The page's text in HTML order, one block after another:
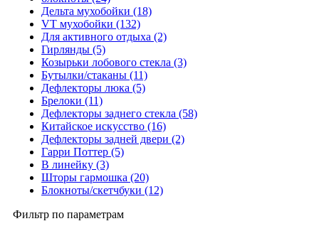
Дельта мухобойки (18)
VT мухобойки (132)
Для активного отдыха (2)
Гирлянды (5)
Козырьки лобового стекла (3)
Бутылки/стаканы (11)
Дефлекторы люка (5)
Брелоки (11)
Дефлекторы заднего стекла (58)
Китайское искусство (16)
Дефлекторы задней двери (2)
Гарри Поттер (5)
В линейку (3)
Шторы гармошка (20)
Блокноты/скетчбуки (12)
Фильтр по параметрам